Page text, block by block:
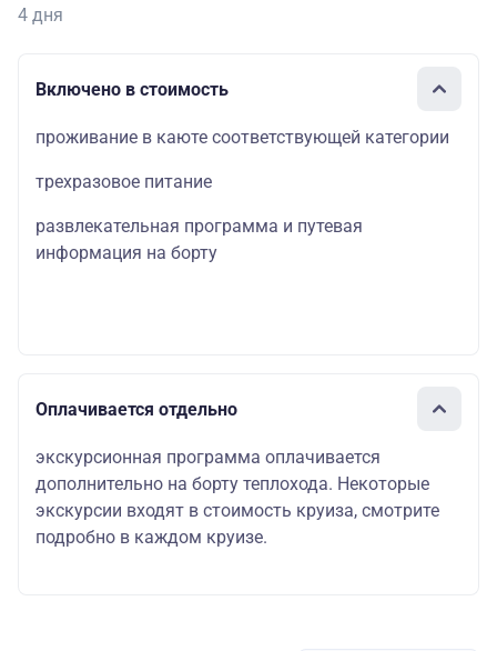
4 дня
Включено в стоимость
проживание в каюте соответствующей категории
трехразовое питание
развлекательная программа и путевая
информация на борту
Оплачивается отдельно
экскурсионная программа оплачивается
дополнительно на борту теплохода. Некоторые
экскурсии входят в стоимость круиза, смотрите
подробно в каждом круизе.